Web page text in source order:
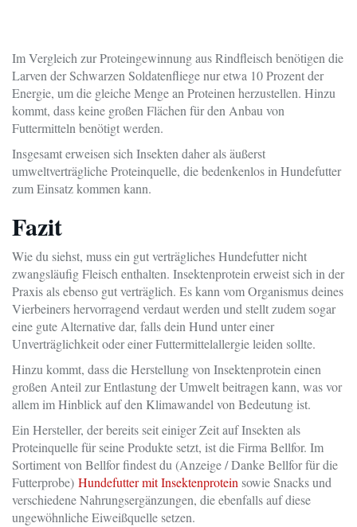
Im Vergleich zur Proteingewinnung aus Rindfleisch benötigen die
Larven der Schwarzen Soldatenfliege nur etwa 10 Prozent der
Energie, um die gleiche Menge an Proteinen herzustellen. Hinzu
kommt, dass keine großen Flächen für den Anbau von
Futtermitteln benötigt werden.
Insgesamt erweisen sich Insekten daher als äußerst
umweltverträgliche Proteinquelle, die bedenkenlos in Hundefutter
zum Einsatz kommen kann.
Fazit
Wie du siehst, muss ein gut verträgliches Hundefutter nicht
zwangsläufig Fleisch enthalten. Insektenprotein erweist sich in der
Praxis als ebenso gut verträglich. Es kann vom Organismus deines
Vierbeiners hervorragend verdaut werden und stellt zudem sogar
eine gute Alternative dar, falls dein Hund unter einer
Unverträglichkeit oder einer Futtermittelallergie leiden sollte.
Hinzu kommt, dass die Herstellung von Insektenprotein einen
großen Anteil zur Entlastung der Umwelt beitragen kann, was vor
allem im Hinblick auf den Klimawandel von Bedeutung ist.
Ein Hersteller, der bereits seit einiger Zeit auf Insekten als
Proteinquelle für seine Produkte setzt, ist die Firma Bellfor. Im
Sortiment von Bellfor findest du (Anzeige / Danke Bellfor für die
Futterprobe) Hundefutter mit Insektenproteinsowie Snacks und
verschiedene Nahrungsergänzungen, die ebenfalls auf diese
ungewöhnliche Eiweißquelle setzen.